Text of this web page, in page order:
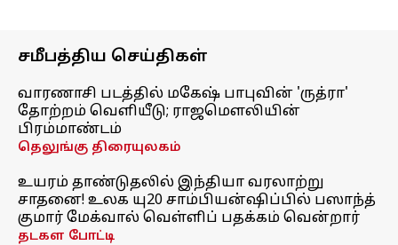
சமீபத்திய செய்திகள்
வாரணாசி படத்தில் மகேஷ் பாபுவின் 'ருத்ரா'
தோற்றம் வெளியீடு; ராஜமௌலியின்
பிரம்மாண்டம்
தெலுங்கு திரையுலகம்
உயரம் தாண்டுதலில் இந்தியா வரலாற்று
சாதனை! உலக யு20 சாம்பியன்ஷிப்பில் பஸாந்த்
குமார் மேக்வால் வெள்ளிப் பதக்கம் வென்றார்
தடகள போட்டி